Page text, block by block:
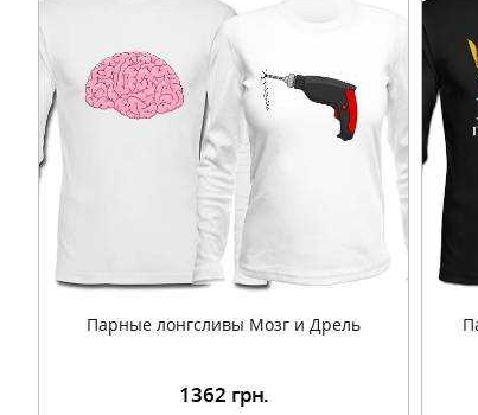
Парные лонгсливы Мозг и Дрель
1362 грн.
Подробнее